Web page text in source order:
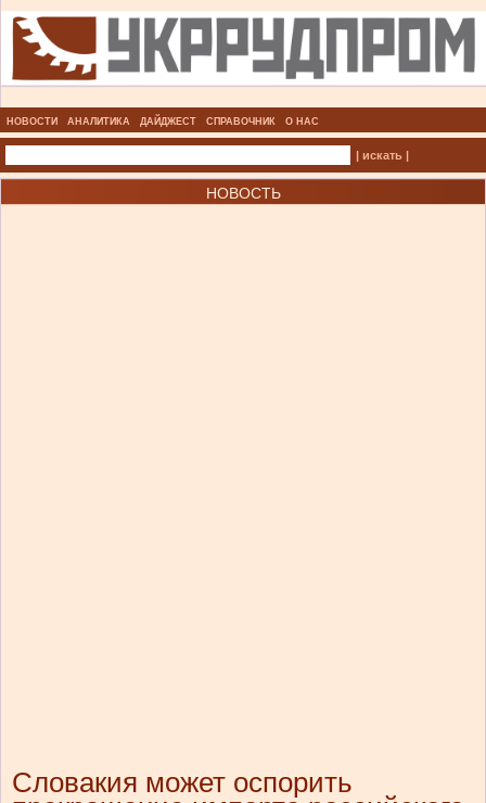
НОВОСТИ АНАЛИТИКА ДАЙДЖЕСТ СПРАВОЧНИК О НАС
| искать |
НОВОСТЬ
Словакия может оспорить